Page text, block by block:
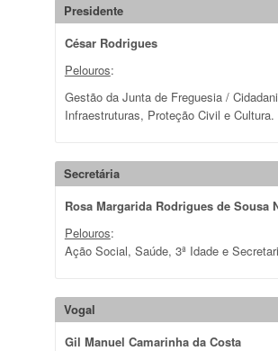
Presidente
César Rodrigues
Pelouros:
Gestão da Junta de Freguesia /
Infraestruturas, Proteção Civil e Cultura.
Secretária
Rosa Margarida Rodrigues de Sousa
Pelouros:
Ação Social, Saúde, 3ª Idade e
Vogal
Gil Manuel Camarinha da Costa